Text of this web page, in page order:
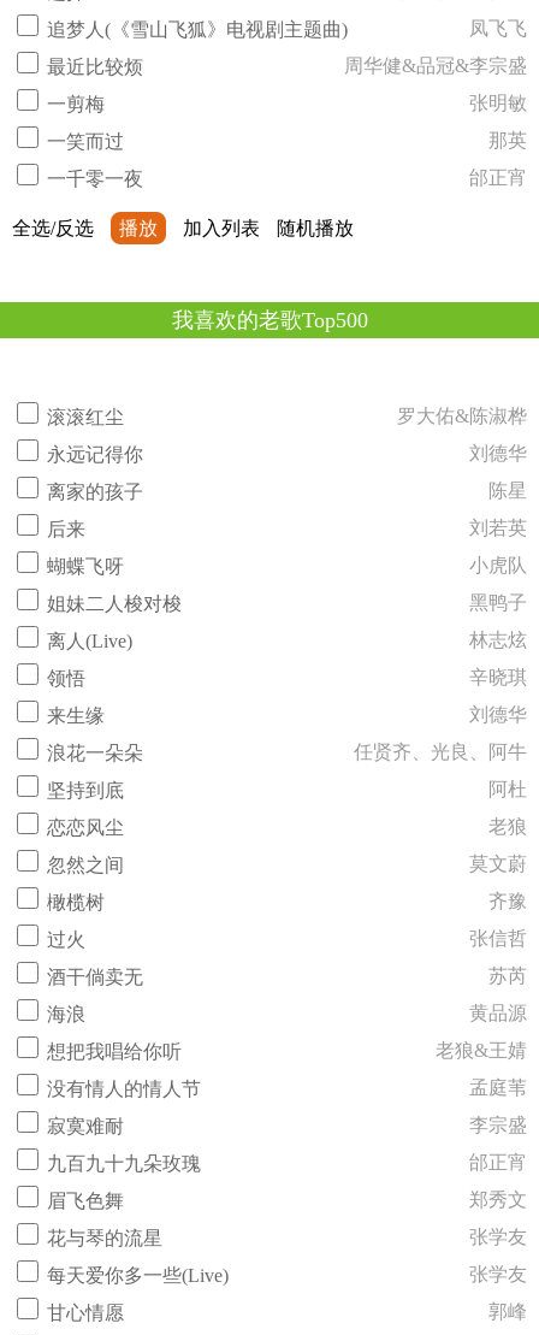
追梦人(《雪山飞狐》电视剧主题曲)
凤飞飞
最近比较烦
周华健&品冠&李宗盛
一剪梅
张明敏
一笑而过
那英
一千零一夜
邰正宵
全选/反选 播放 加入列表 随机播放
我喜欢的老歌Top500
滚滚红尘
罗大佑&陈淑桦
永远记得你
刘德华
离家的孩子
陈星
后来
刘若英
蝴蝶飞呀
小虎队
姐妹二人梭对梭
黑鸭子
离人(Live)
林志炫
领悟
辛晓琪
来生缘
刘德华
浪花一朵朵
任贤齐、光良、阿牛
坚持到底
阿杜
恋恋风尘
老狼
忽然之间
莫文蔚
橄榄树
齐豫
过火
张信哲
酒干倘卖无
苏芮
海浪
黄品源
想把我唱给你听
老狼&王婧
没有情人的情人节
孟庭苇
寂寞难耐
李宗盛
九百九十九朵玫瑰
邰正宵
眉飞色舞
郑秀文
花与琴的流星
张学友
每天爱你多一些(Live)
张学友
甘心情愿
郭峰